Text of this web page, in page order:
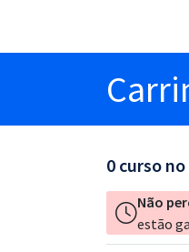
0 curso
Não
estão